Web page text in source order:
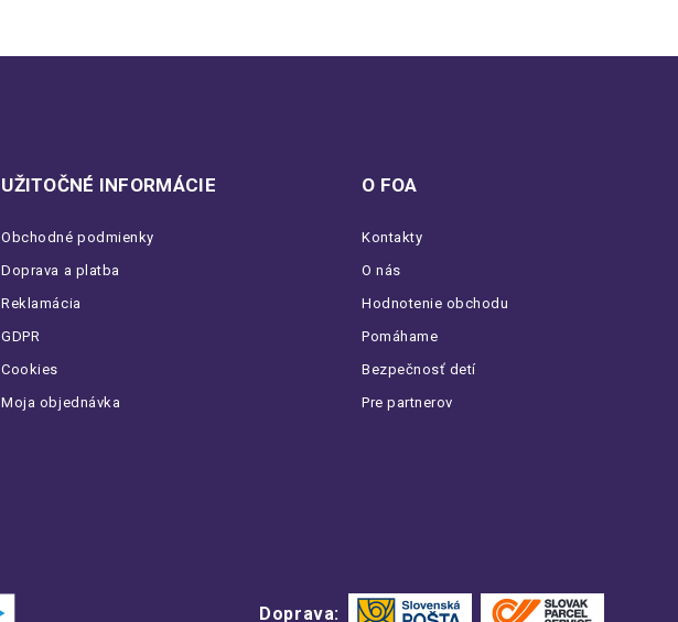
UŽITOČNÉ INFORMÁCIE
Obchodné podmienky
Doprava a platba
Reklamácia
GDPR
Cookies
Moja objednávka
O FOA
Kontakty
O nás
Hodnotenie obchodu
Pomáhame
Bezpečnosť detí
Pre partnerov
Doprava: